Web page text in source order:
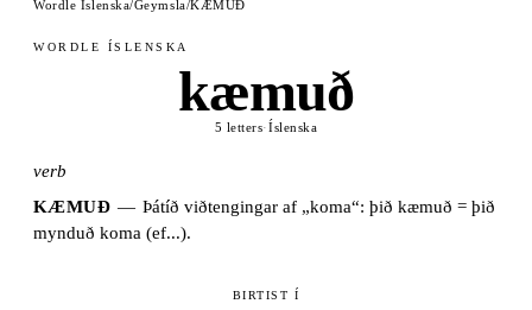
Wordle Íslenska/Geymsla/KÆMUÐ
WORDLE ÍSLENSKA
kæmuð
5 letters·Íslenska
verb
KÆMUÐ — Þátíð viðtengingar af „koma“: þið kæmuð = þið
mynduð koma (ef...).
BIRTIST Í